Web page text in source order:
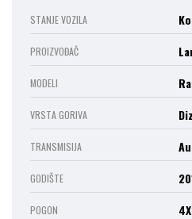
STANJE VOZILA
PROIZVOĐAČ
MODELI
VRSTA GORIVA
TRANSMISIJA
GODIŠTE
POGON